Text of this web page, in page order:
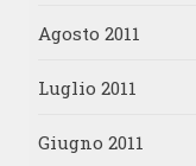
Agosto 2011
Luglio 2011
Giugno 2011